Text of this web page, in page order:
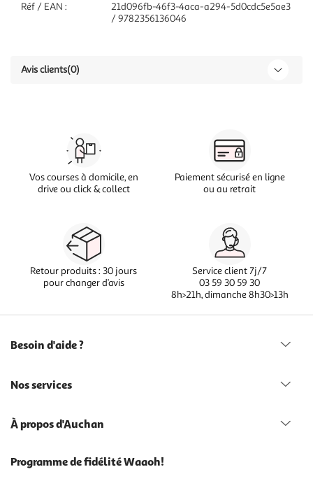
Réf / EAN :
21d096fb-46f3-4aca-a294-5d0cdc5e5ae3
/ 9782356136046
Avis clients(0)
Vos courses à domicile, en
drive ou click & collect
Paiement sécurisé en ligne
ou au retrait
Retour produits : 30 jours
pour changer d’avis
Service client 7j/7
03 59 30 59 30
8h>21h, dimanche 8h30>13h
Besoin d'aide ?
Nos services
À propos d'Auchan
Programme de fidélité Waaoh!